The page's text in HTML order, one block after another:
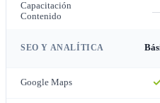
Capacitación
Contenido
SEO Y ANALÍTICA
Google Maps